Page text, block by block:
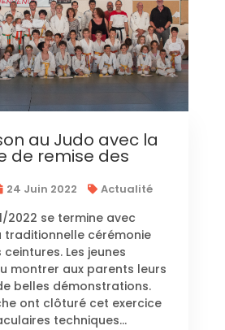
au Judo avec la
de remise des
24 Juin 2022 Actualité
2022 se termine avec
traditionnelle cérémonie
Les jeunes
montrer aux parents leurs
belles démonstrations.
ont clôturé cet exercice
techniques...